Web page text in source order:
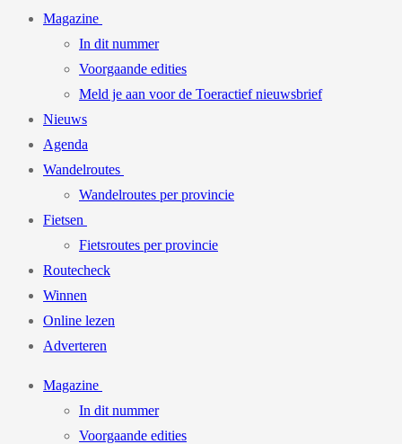
Magazine
In dit nummer
Voorgaande edities
Meld je aan voor de Toeractief nieuwsbrief
Nieuws
Agenda
Wandelroutes
Wandelroutes per provincie
Fietsen
Fietsroutes per provincie
Routecheck
Winnen
Online lezen
Adverteren
Magazine
In dit nummer
Voorgaande edities